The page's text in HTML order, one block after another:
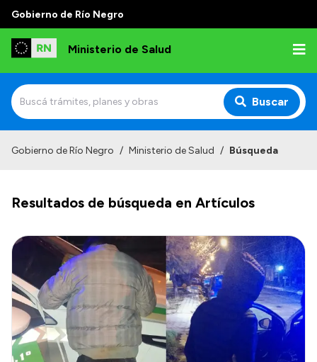
Gobierno de Río Negro
Ministerio de Salud
Buscar
Normativa y Funciones
Autoridades
Consejos locales
Transparencia
Presupuesto
Gobierno de Río Negro / Ministerio de Salud / Búsqueda
Resultados de búsqueda en Artículos